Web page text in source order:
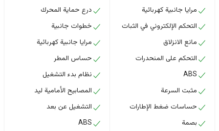
مرايا جانبية كهربائية
التحكم الإلكتروني في الثبات
مانع الانزلاق
التحكم على المنحدرات
ABS
مثبت السرعة
حساسات ضغط الإطارات
بصمة
درع حماية المحرك
خطوات جانبية
مرايا جانبية كهربائية
حساس المطر
نظام بدء التشغيل
المصابيح الأمامية ليد
التشغيل عن بعد
ABS